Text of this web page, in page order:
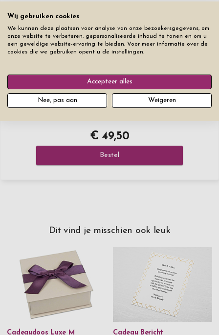
Lettertype Lettergrootte
Reset alle tabbladen
€ 49,50
Bestel
Dit vind je misschien ook leuk
Cadeaudoos Luxe M Cadeau Bericht
Wij gebruiken cookies
We kunnen deze plaatsen voor analyse van onze bezoekersgegevens, om
onze website te verbeteren, gepersonaliseerde inhoud te tonen en om u
een geweldige website-ervaring te bieden. Voor meer informatie over de
cookies die we gebruiken opent u de instellingen.
Accepteer alles
Nee, pas aan Weigeren